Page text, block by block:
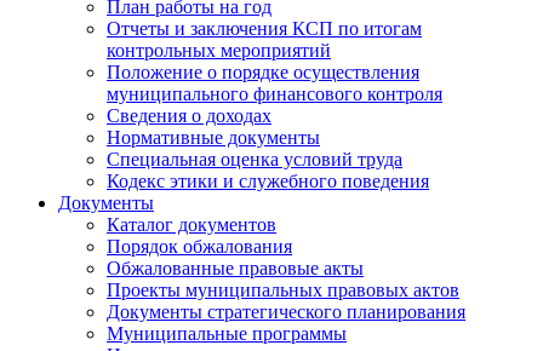
План работы на год
Отчеты и заключения КСП по итогам
контрольных мероприятий
Положение о порядке осуществления
муниципального финансового контроля
Сведения о доходах
Нормативные документы
Специальная оценка условий труда
Кодекс этики и служебного поведения
Документы
Каталог документов
Порядок обжалования
Обжалованные правовые акты
Проекты муниципальных правовых актов
Документы стратегического планирования
Муниципальные программы